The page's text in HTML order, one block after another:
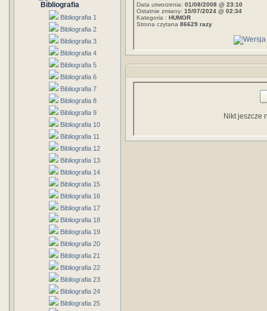
Bibliografia
Bibliografia 1
Bibliografia 2
Bibliografia 3
Bibliografia 4
Bibliografia 5
Bibliografia 6
Bibliografia 7
Bibliografia 8
Bibliografia 9
Bibliografia 10
Bibliografia 11
Bibliografia 12
Bibliografia 13
Bibliografia 14
Bibliografia 15
Bibliografia 16
Bibliografia 17
Bibliografia 18
Bibliografia 19
Bibliografia 20
Bibliografia 21
Bibliografia 22
Bibliografia 23
Bibliografia 24
Bibliografia 25
Data utworzenia: 01/08/2008 @ 23:10
Ostatnie zmiany: 15/07/2024 @ 02:34
Kategoria : HUMOR
Strona czytana 86629 razy
Nikt jeszcze